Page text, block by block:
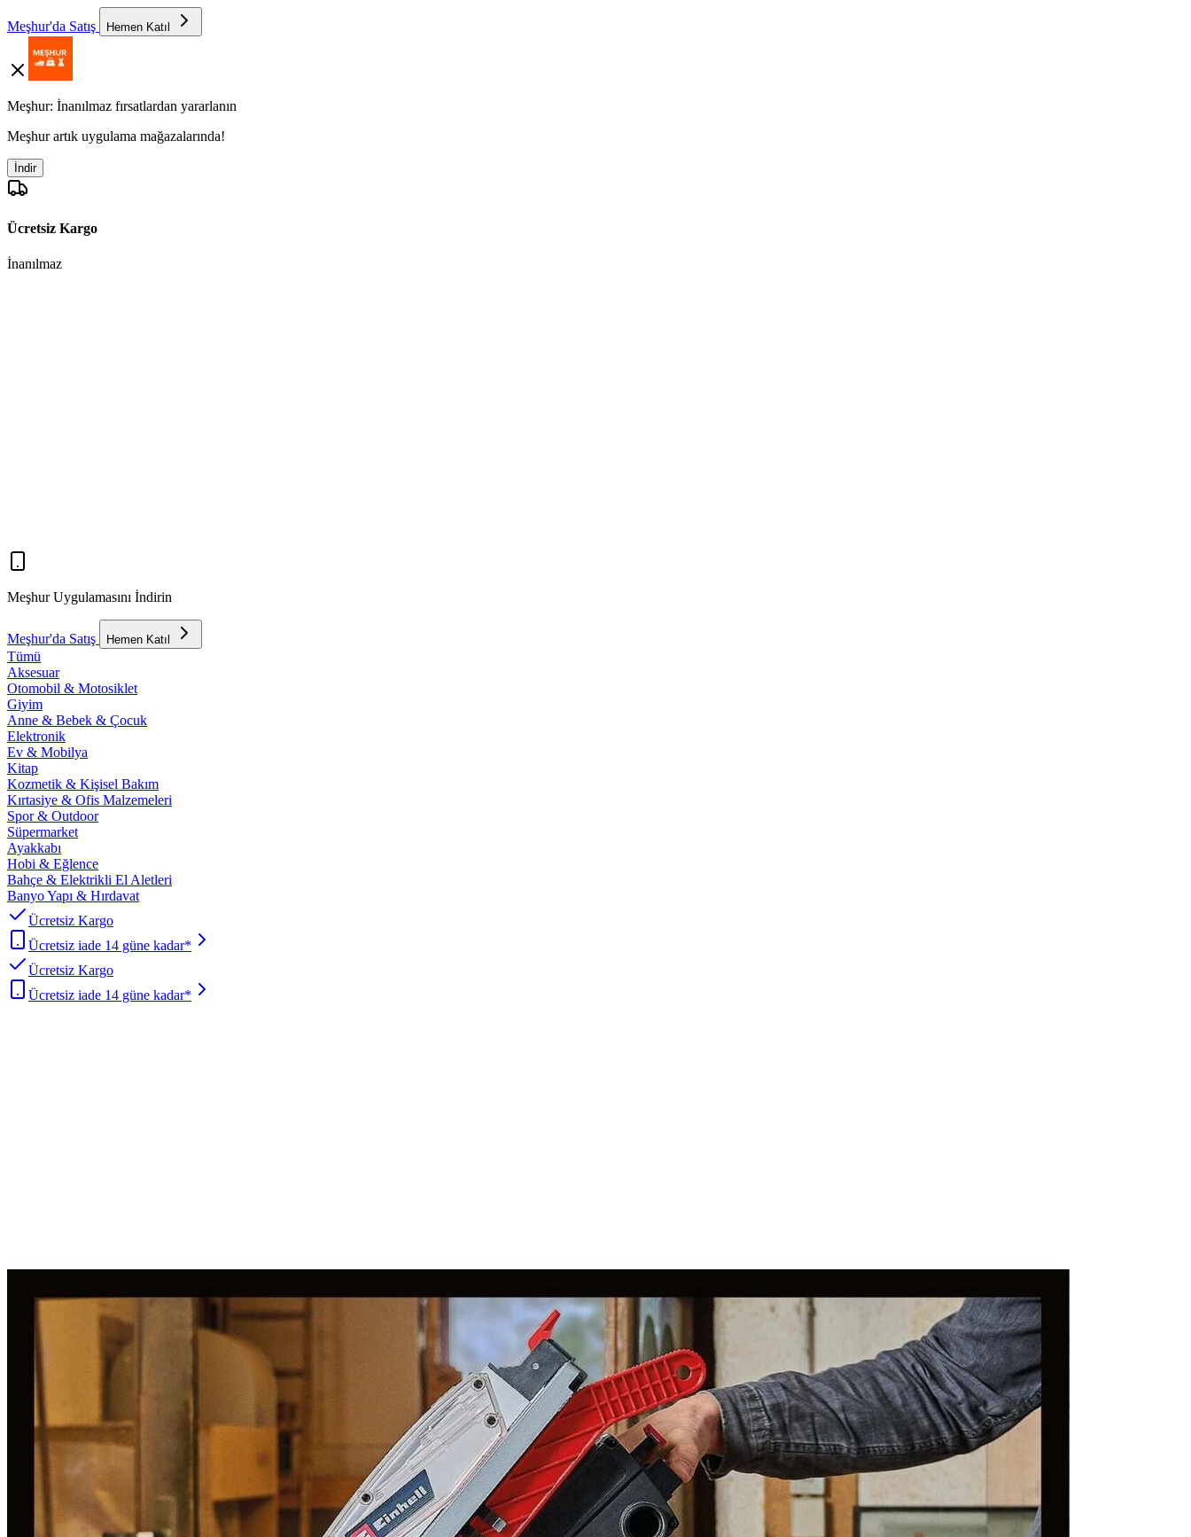
Meşhur'da Satış Hemen Katıl
Meşhur: İnanılmaz fırsatlardan yararlanın
Meşhur artık uygulama mağazalarında!
İndir
Ücretsiz Kargo
İnanılmaz
Meşhur Uygulamasını İndirin
Meşhur'da Satış Hemen Katıl
Tümü
Aksesuar
Otomobil & Motosiklet
Giyim
Anne & Bebek & Çocuk
Elektronik
Ev & Mobilya
Kitap
Kozmetik & Kişisel Bakım
Kırtasiye & Ofis Malzemeleri
Spor & Outdoor
Süpermarket
Ayakkabı
Hobi & Eğlence
Bahçe & Elektrikli El Aletleri
Banyo Yapı & Hırdavat
Ücretsiz Kargo
Ücretsiz iade 14 güne kadar*
Ücretsiz Kargo
Ücretsiz iade 14 güne kadar*